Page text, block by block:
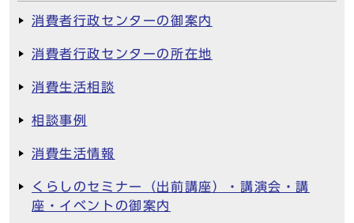
消費者行政センターの御案内
消費者行政センターの所在地
消費生活相談
相談事例
消費生活情報
くらしのセミナー（出前講座）・講演会・講
座・イベントの御案内